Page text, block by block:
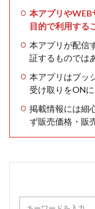
本アプリやWEB
目的で利用する
本アプリが配信
証するものでは
本アプリはプッ
受け取りをONに
掲載情報には細
ず販売価格・販